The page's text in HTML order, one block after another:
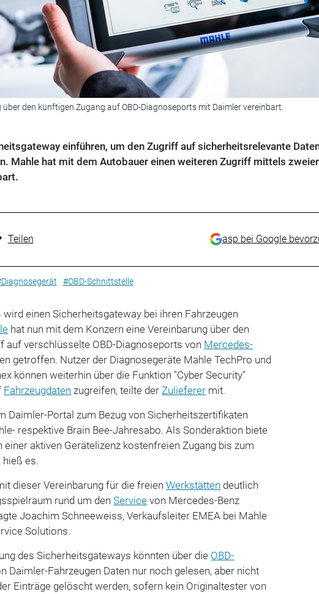
den künftigen Zugang auf OBD-Diagnoseports mit Daimler vereinbart.
einführen, um den Zugriff auf sicherheitsrelevante
Mahle hat mit dem Autobauer einen weiteren Zugriff mittels zweier
Teilen asp bei Google
#OBD-Schnittstelle
wird einen Sicherheitsgateway bei ihren Fahrzeugen
hat nun mit dem Konzern eine Vereinbarung über den
auf verschlüsselte OBD-Diagnoseports von Mercedes-
getroffen. Nutzer der Diagnosegeräte Mahle TechPro und
können weiterhin über die Funktion "Cyber Security"
Fahrzeugdaten zugreifen, teilte der Zulieferer mit.
Daimler-Portal zum Bezug von Sicherheitszertifikaten
respektive Brain Bee-Jahresabo. Als Sonderaktion biete
einer aktiven Gerätelizenz kostenfreien Zugang bis zum
hieß es.
dieser Vereinbarung für die freienWerkstätten deutlich
rund um denService von Mercedes-Benz
Joachim Schneeweiss, Verkaufsleiter EMEA bei Mahle
Solutions.
des Sicherheitsgateways könnten über die OBD-
Daimler-Fahrzeugen Daten nur noch gelesen, aber nicht
Einträge gelöscht werden, sofern kein Originaltester von